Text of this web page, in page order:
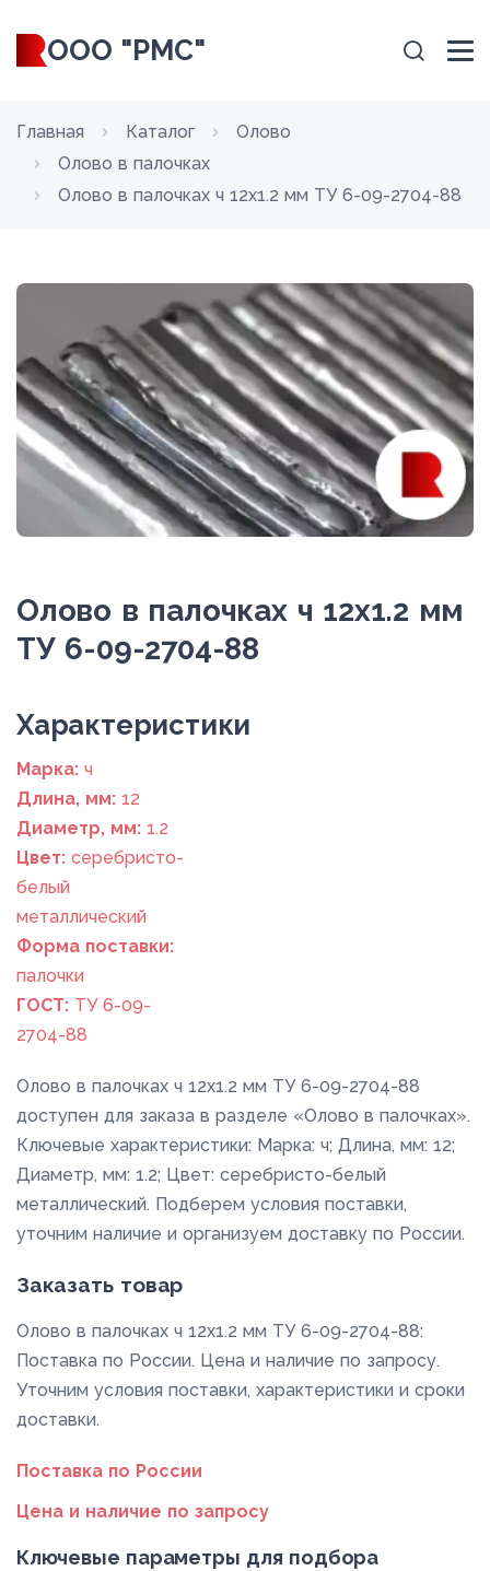
ООО "РМС"
Главная Каталог
Олово
Олово в палочках
Олово в палочках ч 12х1.2 мм ТУ 6-09-2704-88
Олово в палочках ч 12х1.2 мм
ТУ 6-09-2704-88
Xарактеристики
Марка: ч
Длина, мм: 12
Диаметр, мм: 1.2
Цвет: серебристо-
белый
металлический
Форма поставки:
палочки
ГОСТ: ТУ 6-09-
2704-88
Олово в палочках ч 12х1.2 мм ТУ 6-09-2704-88
доступен для заказа в разделе «Олово в палочках».
Ключевые характеристики: Марка: ч; Длина, мм: 12;
Диаметр, мм: 1.2; Цвет: серебристо-белый
металлический. Подберем условия поставки,
уточним наличие и организуем доставку по России.
Заказать товар
Олово в палочках ч 12х1.2 мм ТУ 6-09-2704-88:
Поставка по России. Цена и наличие по запросу.
Уточним условия поставки, характеристики и сроки
доставки.
Поставка по России
Цена и наличие по запросу
Ключевые параметры для подбора